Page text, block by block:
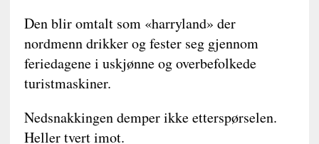
Den blir omtalt som «harryland» der
nordmenn drikker og fester seg gjennom
feriedagene i uskjønne og overbefolkede
turistmaskiner.
Nedsnakkingen demper ikke etterspørselen.
Heller tvert imot.